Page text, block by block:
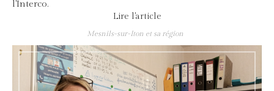
l'Interco.
Lire l'article
Mesnils-sur-Iton et sa région